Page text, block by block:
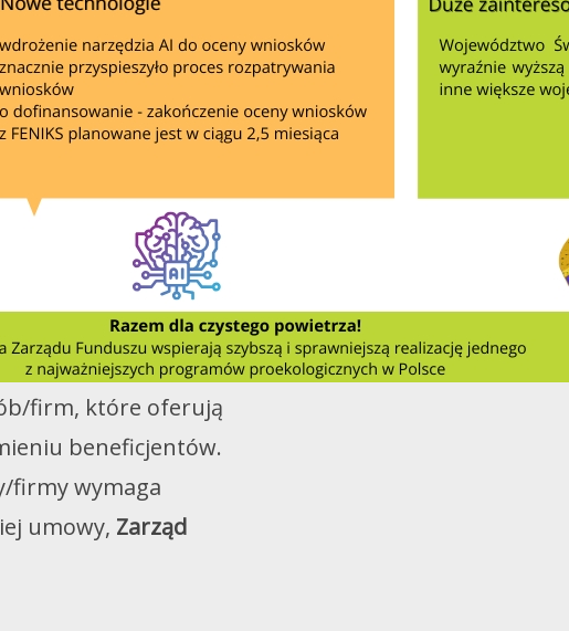
firm, które oferują
beneficjentów.
firmy wymaga
umowy, Zarząd